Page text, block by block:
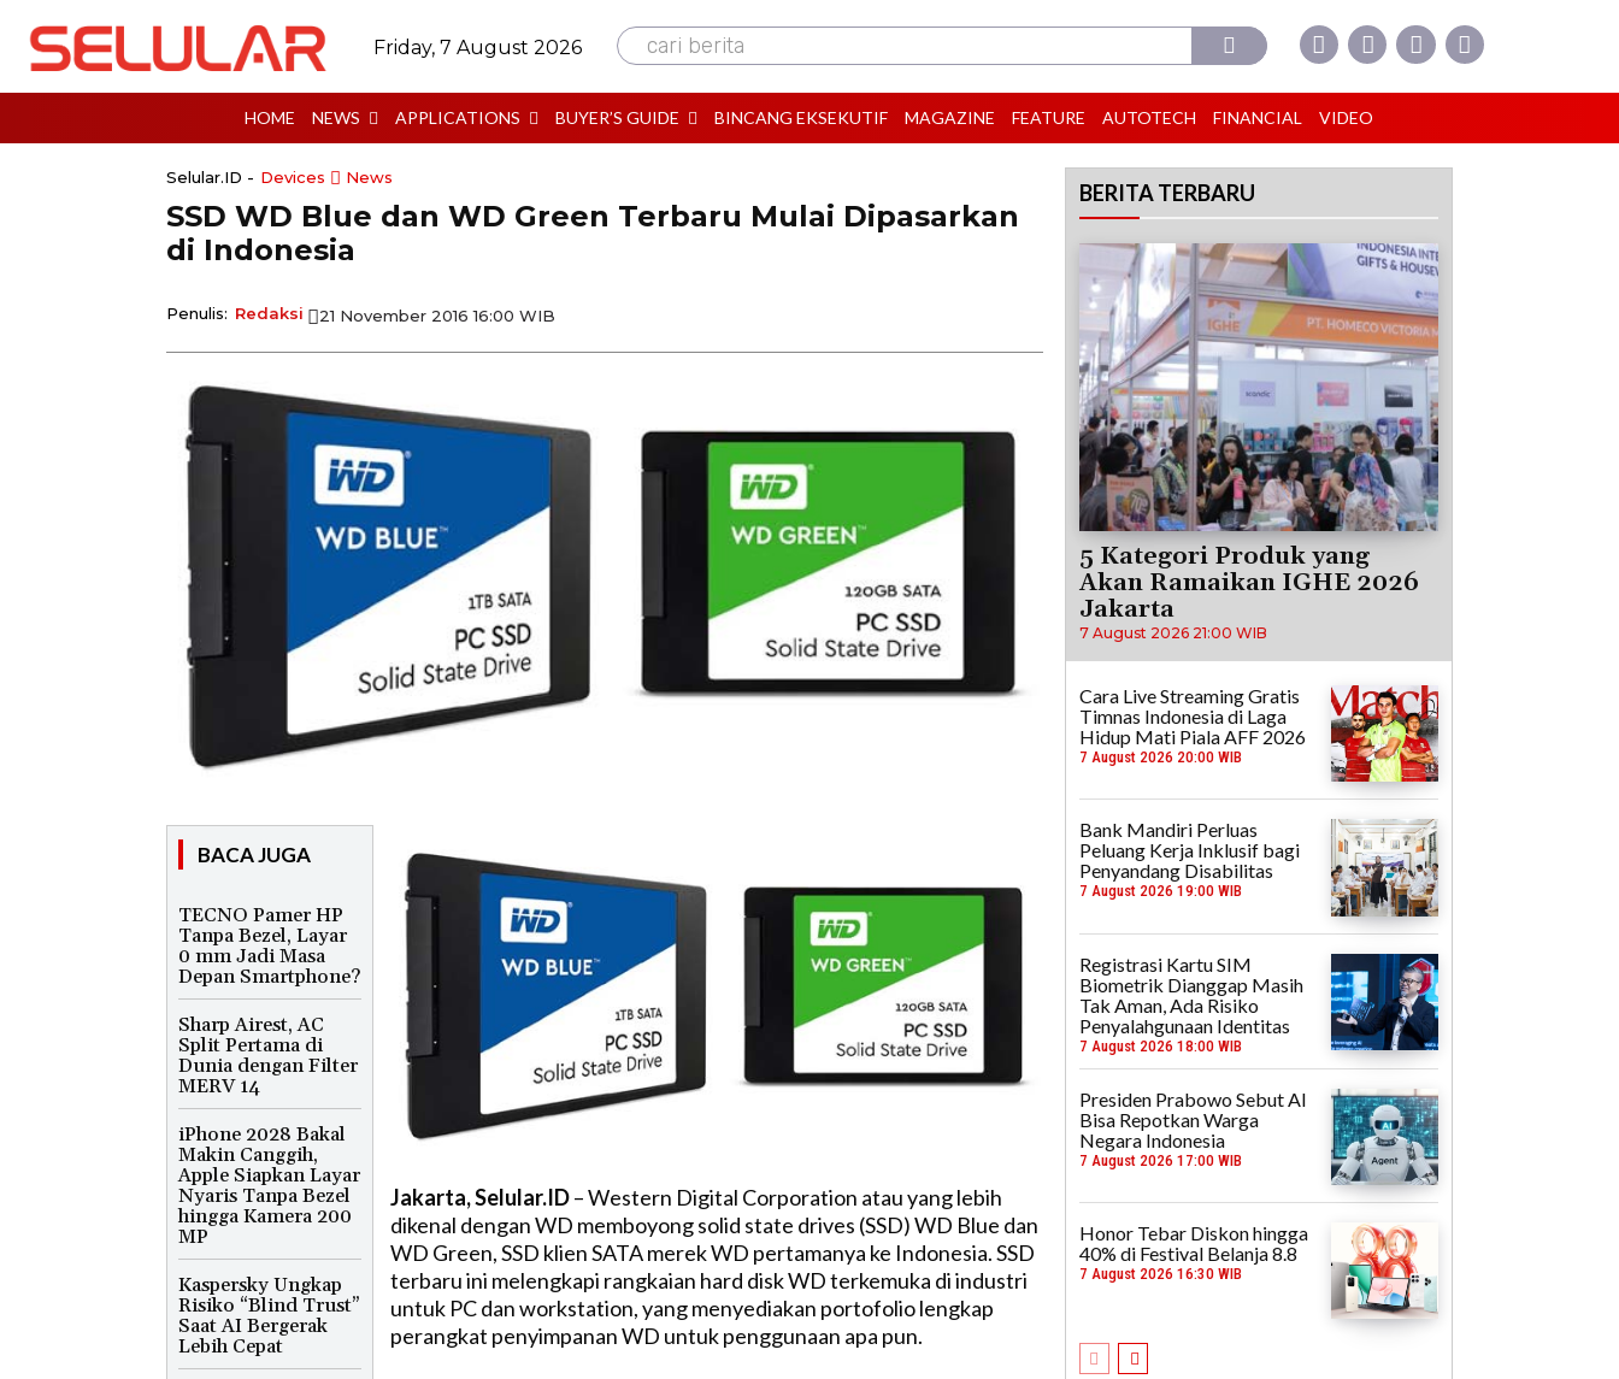
Friday, 7 August 2026 cari berita
HOME NEWS APPLICATIONS BUYER’S GUIDE BINCANG EKSEKUTIF MAGAZINE FEATURE AUTOTECH FINANCIAL VIDEO
Selular.ID - Devices News
SSD WD Blue dan WD Green Terbaru Mulai Dipasarkan
di Indonesia
Penulis: Redaksi 21 November 2016 16:00 WIB
BACA JUGA
TECNO Pamer HP
Tanpa Bezel, Layar
0 mm Jadi Masa
Depan Smartphone?
Sharp Airest, AC
Split Pertama di
Dunia dengan Filter
MERV 14
iPhone 2028 Bakal
Makin Canggih,
Apple Siapkan Layar
Nyaris Tanpa Bezel
hingga Kamera 200
MP
Kaspersky Ungkap
Risiko “Blind Trust”
Saat AI Bergerak
Lebih Cepat
Jakarta, Selular.ID– Western Digital Corporation atau yang lebih
dikenal dengan WD memboyong solid state drives (SSD) WD Blue dan
WD Green, SSD klien SATA merek WD pertamanya ke Indonesia. SSD
terbaru ini melengkapi rangkaian hard disk WD terkemuka di industri
untuk PC dan workstation, yang menyediakan portofolio lengkap
perangkat penyimpanan WD untuk penggunaan apa pun.
BERITA TERBARU
5 Kategori Produk yang
Akan Ramaikan IGHE 2026
Jakarta
7 August 2026 21:00 WIB
Cara Live Streaming Gratis
Timnas Indonesia di Laga
Hidup Mati Piala AFF 2026
7 August 2026 20:00 WIB
Bank Mandiri Perluas
Peluang Kerja Inklusif bagi
Penyandang Disabilitas
7 August 2026 19:00 WIB
Registrasi Kartu SIM
Biometrik Dianggap Masih
Tak Aman, Ada Risiko
Penyalahgunaan Identitas
7 August 2026 18:00 WIB
Presiden Prabowo Sebut AI
Bisa Repotkan Warga
Negara Indonesia
7 August 2026 17:00 WIB
Honor Tebar Diskon hingga
40% di Festival Belanja 8.8
7 August 2026 16:30 WIB